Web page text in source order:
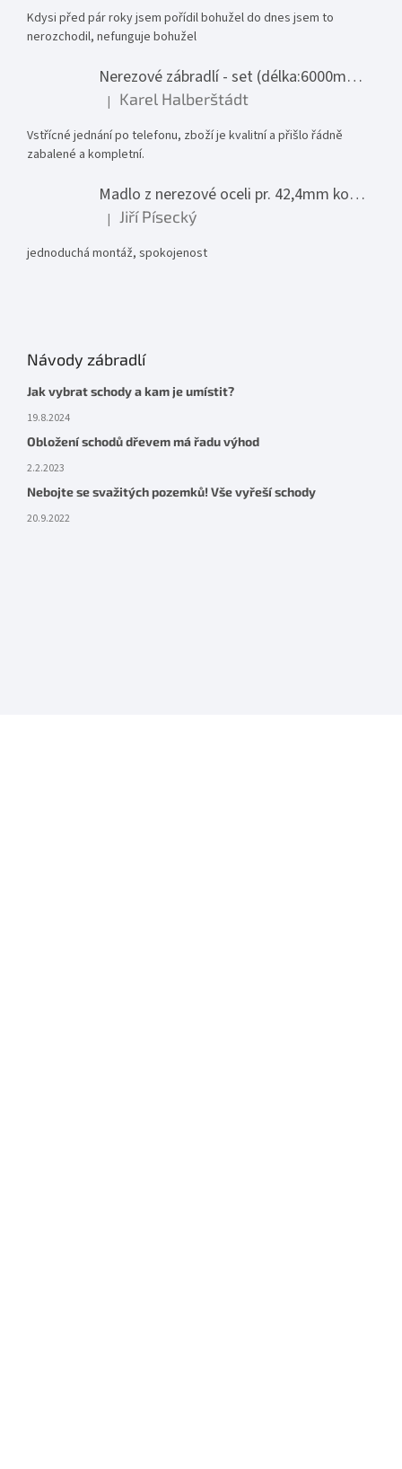
Kdysi před pár roky jsem pořídil bohužel do dnes jsem to
nerozchodil, nefunguje bohužel
Nerezové zábradlí - set (délka:6000mm x výška:1000mm)
Hodnocení produktu je 5 z 5 hvězdiček.
| Karel Halberštádt
Vstřícné jednání po telefonu, zboží je kvalitní a přišlo řádně
zabalené a kompletní.
Madlo z nerezové oceli pr. 42,4mm komplet - model 0116 - 3000mm
Hodnocení produktu je 5 z 5 hvězdiček.
| Jiří Písecký
jednoduchá montáž, spokojenost
Návody zábradlí
Jak vybrat schody a kam je umístit?
19.8.2024
Obložení schodů dřevem má řadu výhod
2.2.2023
Nebojte se svažitých pozemků! Vše vyřeší schody
20.9.2022